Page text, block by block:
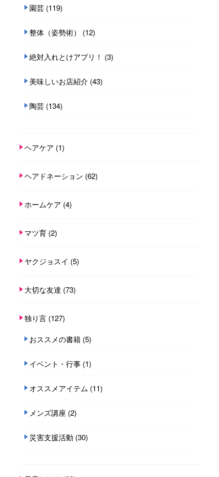
園芸 (119)
整体（姿勢術） (12)
絶対入れとけアプリ！ (3)
美味しいお店紹介 (43)
陶芸 (134)
ヘアケア (1)
ヘアドネーション (62)
ホームケア (4)
マツ育 (2)
ヤクジョスイ (5)
大切な友達 (73)
独り言 (127)
おススメの書籍 (5)
イベント・行事 (1)
オススメアイテム (11)
メンズ講座 (2)
災害支援活動 (30)